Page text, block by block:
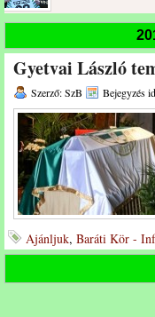
Gyetvai László
Szerző: SzB Bejegyzés
Ajánljuk, Baráti Kör -